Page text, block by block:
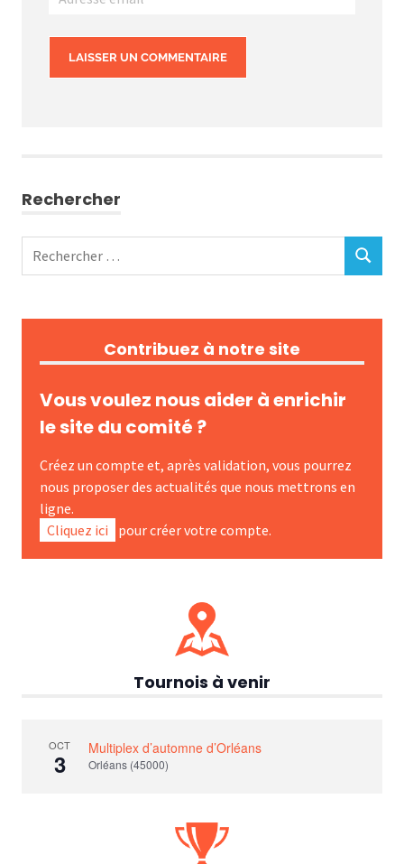
Rechercher
Rechercher
Contribuez à notre site
Vous voulez nous aider à enrichir
le site du comité ?
Créez un compte et, après validation, vous pourrez
nous proposer des actualités que nous mettrons en
ligne.
Cliquez ici
pour créer votre compte.
Tournois à venir
OCT
3
Multiplex d’automne d’Orléans
Orléans (45000)